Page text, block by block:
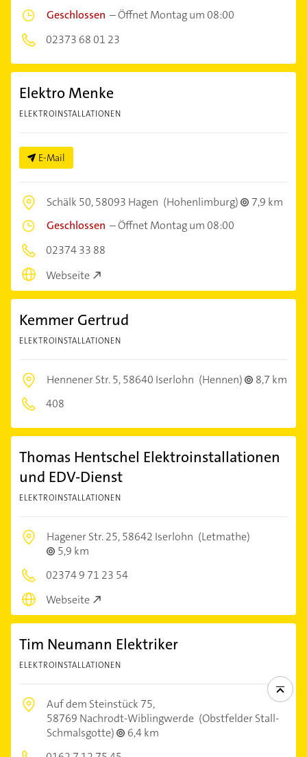
Geschlossen –Öffnet Montag um 08:00
02373 68 01 23
Elektro Menke
ELEKTROINSTALLATIONEN
E-Mail
Schälk 50,58093 Hagen (Hohenlimburg)
7,9 km
Geschlossen –Öffnet Montag um 08:00
02374 33 88
Webseite
Kemmer Gertrud
ELEKTROINSTALLATIONEN
Hennener Str. 5,58640 Iserlohn (Hennen)
8,7 km
408
Thomas Hentschel Elektroinstallationen
und EDV-Dienst
ELEKTROINSTALLATIONEN
Hagener Str. 25,58642 Iserlohn (Letmathe)
5,9 km
02374 9 71 23 54
Webseite
Tim Neumann Elektriker
ELEKTROINSTALLATIONEN
Auf dem Steinstück 75,
58769 Nachrodt-Wiblingwerde (Obstfelder Stall-
Schmalsgotte)
6,4 km